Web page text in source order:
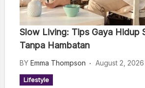
Slow Living: Tips Gaya Hidup
Tanpa Hambatan
BY Emma Thompson August 2, 2026
Lifestyle